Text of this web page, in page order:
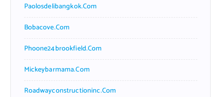
Paolosdelibangkok.com
Bobacove.com
Phoone24brookfield.com
Mickeybarmama.com
Roadwayconstructioninc.com